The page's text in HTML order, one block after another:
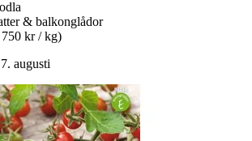
& balkonglådor
kr / kg)
augusti